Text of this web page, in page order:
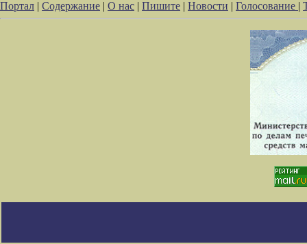
Портал | Содержание | О нас | Пишите | Новости | Голосование |